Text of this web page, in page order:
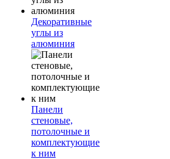
Декоративные
углы из
алюминия
Панели
стеновые,
потолочные и
комплектующие
к ним